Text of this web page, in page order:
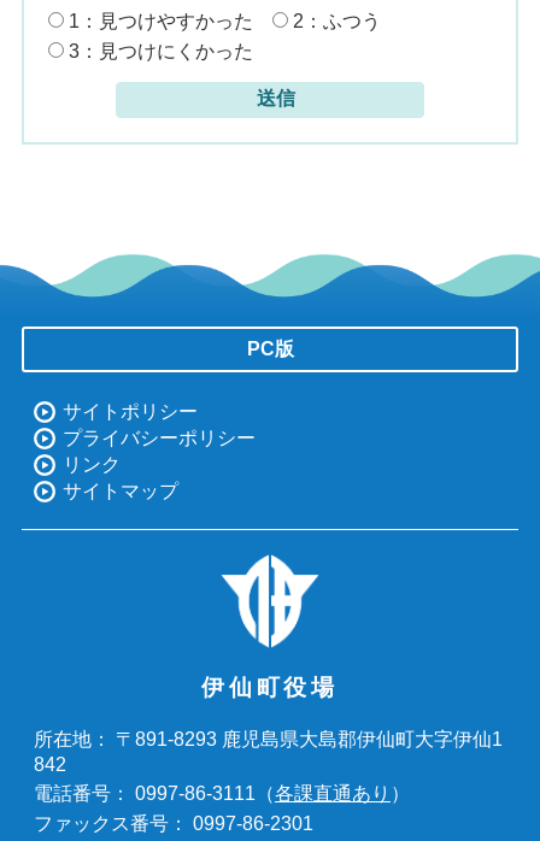
1：見つけやすかった
2：ふつう
3：見つけにくかった
PC版
サイトポリシー
プライバシーポリシー
リンク
サイトマップ
伊仙町役場
所在地：
〒891-8293 鹿児島県大島郡伊仙町大字伊仙1
842
電話番号：
0997-86-3111（各課直通あり ）
ファックス番号：
0997-86-2301